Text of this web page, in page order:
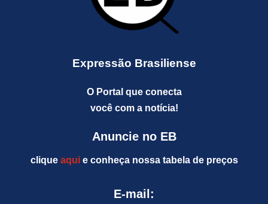
Expressão Brasiliense
O Portal que conecta
você com a notícia!
Anuncie no EB
clique aquie conheça nossa tabela de preços
E-mail: